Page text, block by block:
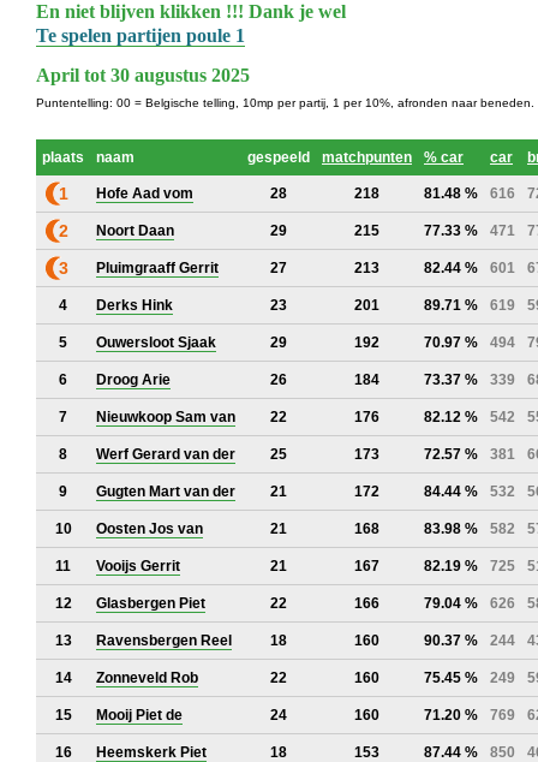
En niet blijven klikken !!! Dank je wel
Te spelen partijen poule 1
April tot 30 augustus 2025
Puntentelling: 00 = Belgische telling, 10mp per partij, 1 per 10%, afronden naar beneden.
plaats naam gespeeld matchpunten % car car
1 Hofe Aad vom 28 218 81.48 % 616
2 Noort Daan 29 215 77.33 % 471
3 Pluimgraaff Gerrit 27 213 82.44 % 601
4 Derks Hink 23 201 89.71 % 619
5 Ouwersloot Sjaak 29 192 70.97 % 494
6 Droog Arie 26 184 73.37 % 339
7 Nieuwkoop Sam van 22 176 82.12 % 542
8 Werf Gerard van der 25 173 72.57 % 381
9 Gugten Mart van der 21 172 84.44 % 532
10 Oosten Jos van 21 168 83.98 % 582
11 Vooijs Gerrit 21 167 82.19 % 725
12 Glasbergen Piet 22 166 79.04 % 626
13 Ravensbergen Reel 18 160 90.37 % 244
14 Zonneveld Rob 22 160 75.45 % 249
15 Mooij Piet de 24 160 71.20 % 769
16 Heemskerk Piet 18 153 87.44 % 850